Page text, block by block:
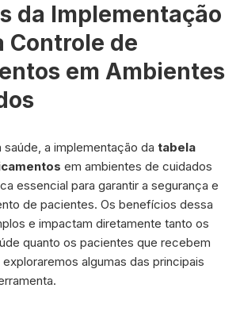
da Implementação
Controle de
em Ambientes
saúde, a implementação da tabela
em ambientes de cuidados
essencial para garantir a segurança e
de pacientes. Os benefícios dessa
e impactam diretamente tanto os
quanto os pacientes que recebem
algumas das principais